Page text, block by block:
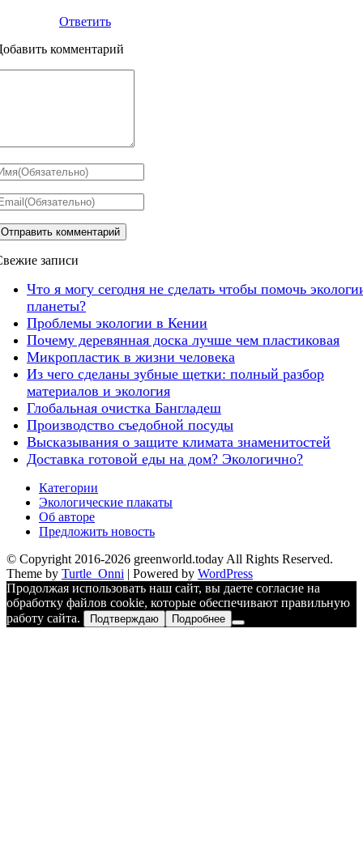
Ответить
комментарий
записи
Что я могу сегодня не сделать чтобы помочь
планеты?
Проблемы экологии в Кении
Почему деревянная доска лучше чем пластиковая
Микропластик в жизни человека
Из чего сделаны зубные щетки: полный разбор
материалов и экология
Глобальная очистка Бангладеш
Производство съедобной посуды
Высказывания о защите климата знаменитостей
Доставка готовой еды на дом? Экологично?
Категории
Экологические плакаты
Об авторе
Предложить новость
© Copyright 2016-2026 greenworld.today All Rights Reserved.
Theme by Turtle_Onni | Powered by WordPress
Продолжая использовать наш сайт, вы даете согласие на
обработку файлов cookie, которые обеспечивают правильную
работу сайта.
Подтверждаю Подробнее